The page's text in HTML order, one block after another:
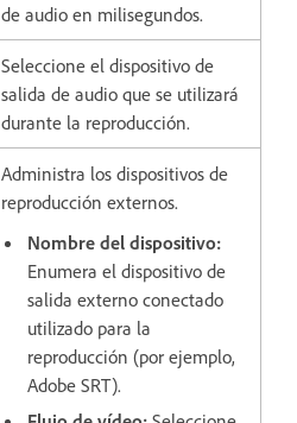
de audio en milisegundos.
Seleccione el dispositivo de
salida de audio que se utilizará
durante la reproducción.
Administra los dispositivos de
reproducción externos.
Nombre del dispositivo:
Enumera el dispositivo de
salida externo conectado
utilizado para la
reproducción (por ejemplo,
Adobe SRT).